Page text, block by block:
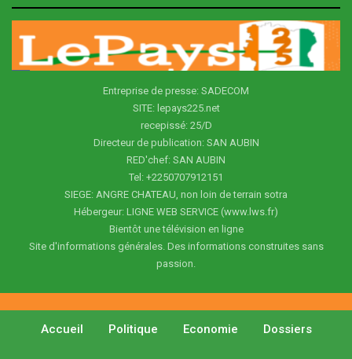
Entreprise de presse: SADECOM
SITE: lepays225.net
recepissé: 25/D
Directeur de publication: SAN AUBIN
RED'chef: SAN AUBIN
Tel: +2250707912151
SIEGE: ANGRE CHATEAU, non loin de terrain sotra
Hébergeur: LIGNE WEB SERVICE (www.lws.fr)
Bientôt une télévision en ligne
Site d'informations générales. Des informations construites sans
passion.
Accueil Politique Economie Dossiers